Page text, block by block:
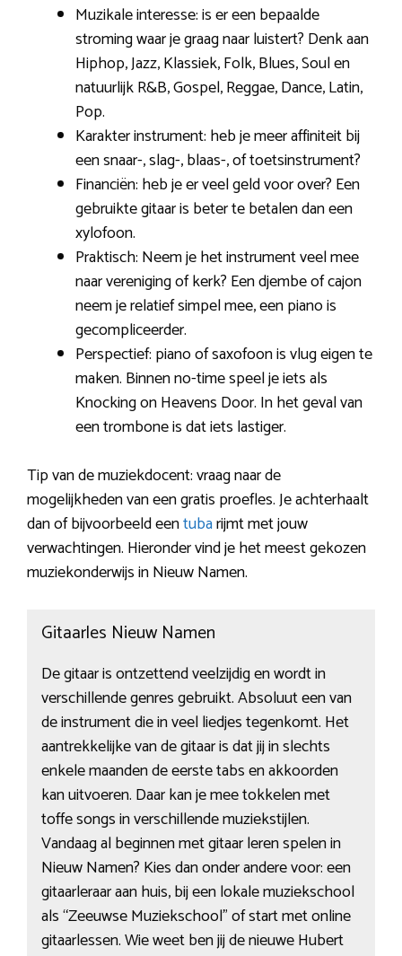
Muzikale interesse: is er een bepaalde
stroming waar je graag naar luistert? Denk aan
Hiphop, Jazz, Klassiek, Folk, Blues, Soul en
natuurlijk R&B, Gospel, Reggae, Dance, Latin,
Pop.
Karakter instrument: heb je meer affiniteit bij
een snaar-, slag-, blaas-, of toetsinstrument?
Financiën: heb je er veel geld voor over? Een
gebruikte gitaar is beter te betalen dan een
xylofoon.
Praktisch: Neem je het instrument veel mee
naar vereniging of kerk? Een djembe of cajon
neem je relatief simpel mee, een piano is
gecompliceerder.
Perspectief: piano of saxofoon is vlug eigen te
maken. Binnen no-time speel je iets als
Knocking on Heavens Door. In het geval van
een trombone is dat iets lastiger.
Tip van de muziekdocent: vraag naar de
mogelijkheden van een gratis proefles. Je achterhaalt
dan of bijvoorbeeld eentubarijmt met jouw
verwachtingen. Hieronder vind je het meest gekozen
muziekonderwijs in Nieuw Namen.
Gitaarles Nieuw Namen
De gitaar is ontzettend veelzijdig en wordt in
verschillende genres gebruikt. Absoluut een van
de instrument die in veel liedjes tegenkomt. Het
aantrekkelijke van de gitaar is dat jij in slechts
enkele maanden de eerste tabs en akkoorden
kan uitvoeren. Daar kan je mee tokkelen met
toffe songs in verschillende muziekstijlen.
Vandaag al beginnen met gitaar leren spelen in
Nieuw Namen? Kies dan onder andere voor: een
gitaarleraar aan huis, bij een lokale muziekschool
als “Zeeuwse Muziekschool” of start met online
gitaarlessen. Wie weet ben jij de nieuwe Hubert